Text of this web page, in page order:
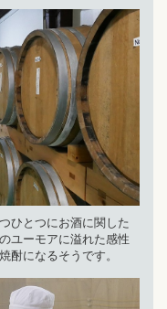
ひとつにお酒に関した
ユーモアに溢れた感性
酎になるそうです。